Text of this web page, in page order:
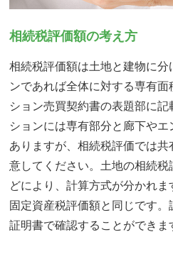
相続税評価額の考え方
相続税評価額は土地と建物に分
ンであれば全体に対する専有
ション売買契約書の表題部に
ションには専有部分と廊下や
ありますが、相続税評価では
意してください。土地の相続
どにより、計算方式が分かれ
固定資産税評価額と同じです
証明書で確認することができま